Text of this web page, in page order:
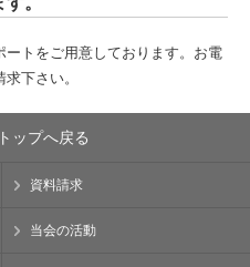
トをご用意しております。お電
求下さい。
ップへ戻る
資料請求
当会の活動